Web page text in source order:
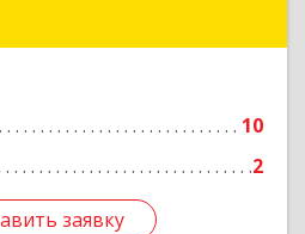
10
2
заявку
Подробнее
заявку